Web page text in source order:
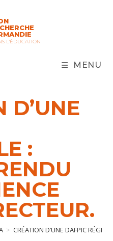
L'ÉDUCATION
MENU
D’UNE
:
> CRÉATION D’UNE DAFPIC